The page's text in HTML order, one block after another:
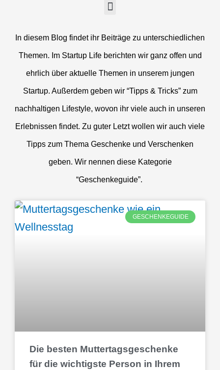
M
n
ü
In diesem Blog findet ihr Beiträge zu unterschiedlichen
Themen. Im Startup Life berichten wir ganz offen und
ehrlich über aktuelle Themen in unserem jungen
Startup. Außerdem geben wir “Tipps & Tricks” zum
nachhaltigen Lifestyle, wovon ihr viele auch in unseren
Erlebnissen findet. Zu guter Letzt wollen wir auch viele
Tipps zum Thema Geschenke und Verschenken
geben. Wir nennen diese Kategorie
“Geschenkeguide”.
GESCHENKEGUIDE
Die besten Muttertagsgeschenke
für die wichtigste Person in Ihrem
S S S